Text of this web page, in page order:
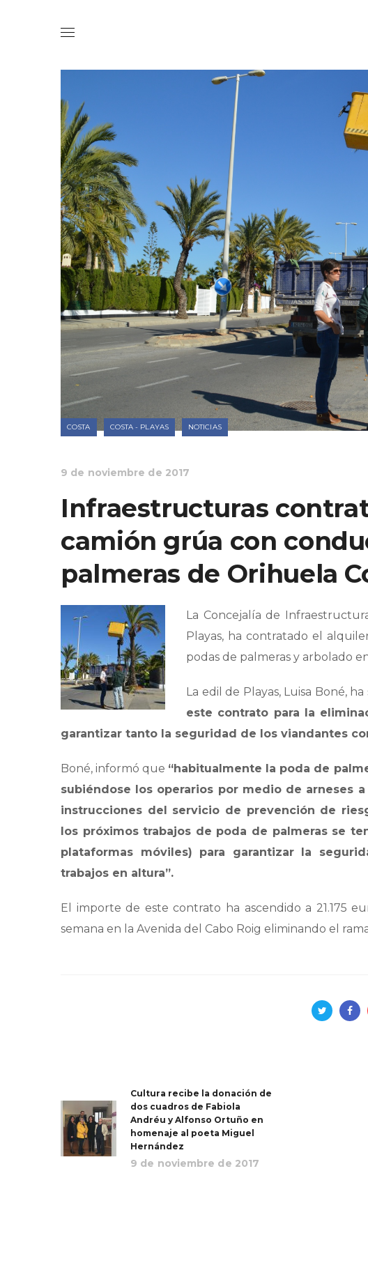
COSTA COSTA - PLAYAS NOTICIAS
9 de noviembre de 2017
Infraestructuras
camión grúa con
palmeras de Orihuela
La Concejalía de
Playas, ha contratado el
podas de palmeras y arbolado
La edil de Playas, Luisa Boné,
este contrato para la
garantizar tanto la seguridad de los viandantes
Boné, informó que “habitualmente la poda de
subiéndose los operarios por medio de arneses
instrucciones del servicio de prevención de
los próximos trabajos de poda de palmeras se
plataformas móviles) para garantizar la
trabajos en altura”.
El importe de este contrato ha ascendido a 21.175
semana en la Avenida del Cabo Roig eliminando el
Cultura recibe la donación de
dos cuadros de Fabiola
Andréu y Alfonso Ortuño en
homenaje al poeta Miguel
Hernández
9 de noviembre de 2017